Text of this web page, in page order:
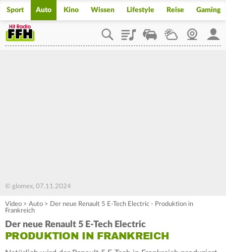
Sport Auto Kino Wissen Lifestyle Reise Gaming
PlaylistStaupilotWetterWebcam
© glomex, 07.11.2024
Video > Auto > Der neue Renault 5 E-Tech Electric - Produktion in
Frankreich
Der neue Renault 5 E-Tech Electric
PRODUKTION IN FRANKREICH